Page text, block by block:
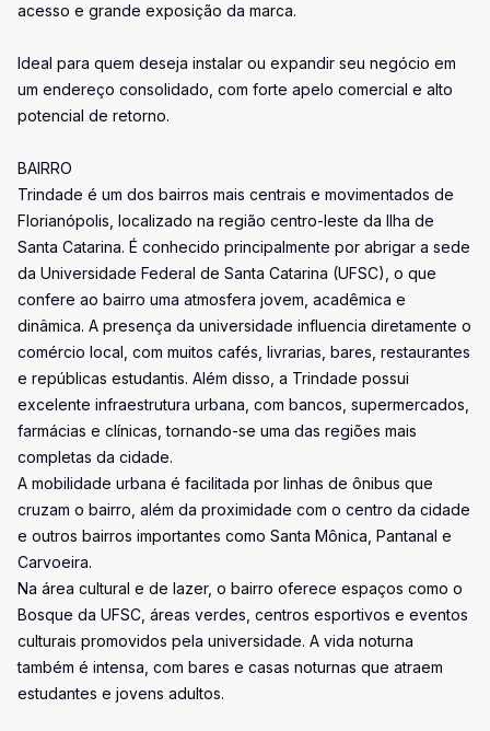
acesso e grande exposição da marca.
Ideal para quem deseja instalar ou expandir seu negócio em
um endereço consolidado, com forte apelo comercial e alto
potencial de retorno.
BAIRRO
Trindade é um dos bairros mais centrais e movimentados de
Florianópolis, localizado na região centro-leste da Ilha de
Santa Catarina. É conhecido principalmente por abrigar a sede
da Universidade Federal de Santa Catarina (UFSC), o que
confere ao bairro uma atmosfera jovem, acadêmica e
dinâmica. A presença da universidade influencia diretamente o
comércio local, com muitos cafés, livrarias, bares, restaurantes
e repúblicas estudantis. Além disso, a Trindade possui
excelente infraestrutura urbana, com bancos, supermercados,
farmácias e clínicas, tornando-se uma das regiões mais
completas da cidade.
A mobilidade urbana é facilitada por linhas de ônibus que
cruzam o bairro, além da proximidade com o centro da cidade
e outros bairros importantes como Santa Mônica, Pantanal e
Carvoeira.
Na área cultural e de lazer, o bairro oferece espaços como o
Bosque da UFSC, áreas verdes, centros esportivos e eventos
culturais promovidos pela universidade. A vida noturna
também é intensa, com bares e casas noturnas que atraem
estudantes e jovens adultos.